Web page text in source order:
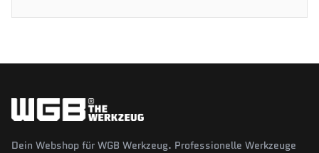
Dein Webshop für WGB Werkzeug. Professionelle Werkzeuge